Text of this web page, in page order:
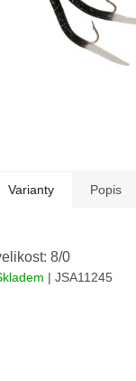
Varianty Popis
8/0
| JSA11245